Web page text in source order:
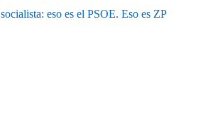
eso es el PSOE. Eso es ZP